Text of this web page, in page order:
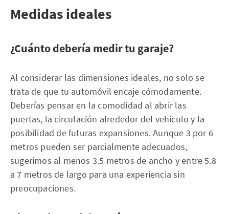
Medidas ideales
¿Cuánto debería medir tu garaje?
Al considerar las dimensiones ideales, no solo se
trata de que tu automóvil encaje cómodamente.
Deberías pensar en la comodidad al abrir las
puertas, la circulación alrededor del vehículo y la
posibilidad de futuras expansiones. Aunque 3 por 6
metros pueden ser parcialmente adecuados,
sugerimos al menos 3.5 metros de ancho y entre 5.8
a 7 metros de largo para una experiencia sin
preocupaciones.